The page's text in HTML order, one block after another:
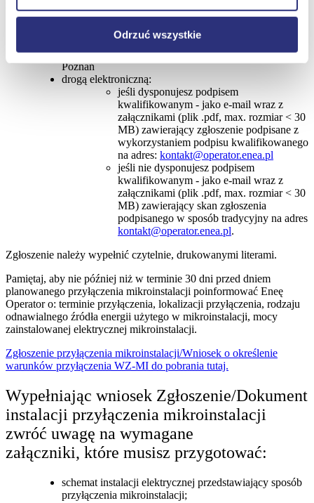
Odrzuć wszystkie
drogą pocztową – wysyłając komplet dokumentów na
adres korespondencyjny: Enea Operator Sp. z o.o.,
Biuro Obsługi Wytwórców, ul. Polna 60, 60-803
Poznań
drogą elektroniczną:
jeśli dysponujesz podpisem
kwalifikowanym - jako e-mail wraz z
załącznikami (plik .pdf, max. rozmiar < 30
MB) zawierający zgłoszenie podpisane z
wykorzystaniem podpisu kwalifikowanego
na adres: kontakt@operator.enea.pl
jeśli nie dysponujesz podpisem
kwalifikowanym - jako e-mail wraz z
załącznikami (plik .pdf, max. rozmiar < 30
MB) zawierający skan zgłoszenia
podpisanego w sposób tradycyjny na adres
kontakt@operator.enea.pl.
Zgłoszenie należy wypełnić czytelnie, drukowanymi literami.
Pamiętaj, aby nie później niż w terminie 30 dni przed dniem
planowanego przyłączenia mikroinstalacji poinformować Eneę
Operator o: terminie przyłączenia, lokalizacji przyłączenia, rodzaju
odnawialnego źródła energii użytego w mikroinstalacji, mocy
zainstalowanej elektrycznej mikroinstalacji.
Zgłoszenie przyłączenia mikroinstalacji/Wniosek o określenie
warunków przyłączenia WZ-MI do pobrania tutaj.
Wypełniając wniosek Zgłoszenie/Dokument
instalacji przyłączenia mikroinstalacji
zwróć uwagę na wymagane
załączniki, które musisz przygotować:
schemat instalacji elektrycznej przedstawiający sposób
przyłączenia mikroinstalacji;